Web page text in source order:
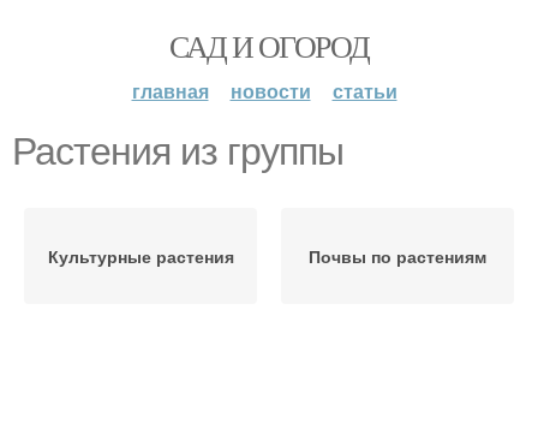
САД И ОГОРОД
главная новости статьи
Растения из группы
Культурные растения Почвы по растениям